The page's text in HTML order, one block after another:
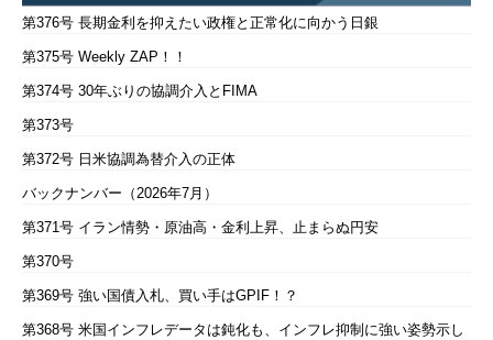
第376号 長期金利を抑えたい政権と正常化に向かう日銀
第375号 Weekly ZAP！！
第374号 30年ぶりの協調介入とFIMA
第373号
第372号 日米協調為替介入の正体
バックナンバー（2026年7月）
第371号 イラン情勢・原油高・金利上昇、止まらぬ円安
第370号
第369号 強い国債入札、買い手はGPIF！？
第368号 米国インフレデータは鈍化も、インフレ抑制に強い姿勢示し